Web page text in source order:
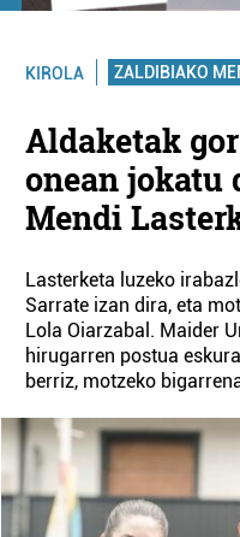
KIROLA ZALDIBIAKO
Aldaketak
onean jokatu
Mendi
Lasterketa luzeko
Sarrate izan dira, eta
Lola Oiarzabal. Maider
hirugarren postua
berriz, motzeko